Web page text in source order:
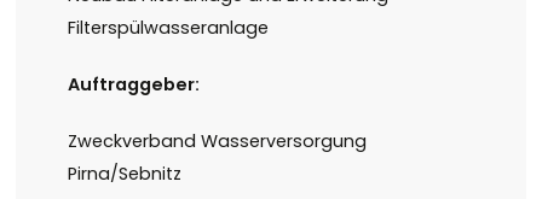
Filterspülwasseranlage
Auftraggeber:
Zweckverband Wasserversorgung
Pirna/Sebnitz